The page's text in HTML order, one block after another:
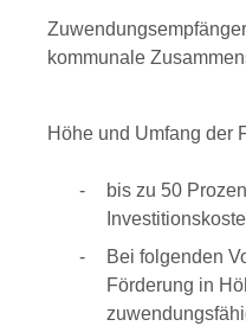
kommunale
Höhe und Umfang der
bis zu 50
Bei folgenden
Förderung in